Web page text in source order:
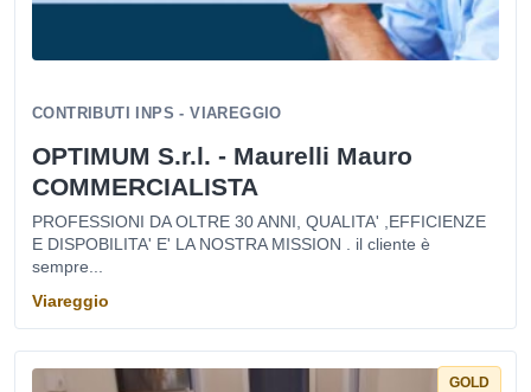
CONTRIBUTI INPS - VIAREGGIO
OPTIMUM S.r.l. - Maurelli Mauro
COMMERCIALISTA
PROFESSIONI DA OLTRE 30 ANNI, QUALITA' ,EFFICIENZE
E DISPOBILITA' E' LA NOSTRA MISSION . il cliente è
sempre...
Viareggio
GOLD